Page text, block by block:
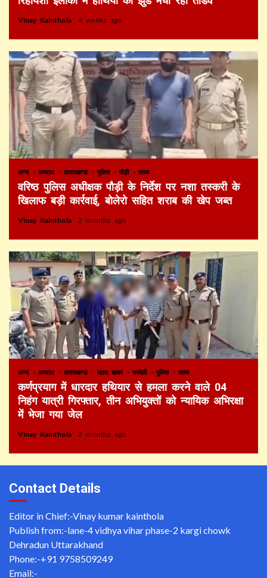
Vinay Kainthola 4 weeks ago
अन्य अपराध उत्तराखण्ड पुलिस पौड़ी राज्य
वरिष्ठ पुलिस अधीक्षक पौड़ी के निर्देश पर नशा तस्करी के
खिलाफ बड़ी कार्रवाई, बोलेरो सहित शराब की खेप जब्त
Vinay Kainthola 2 months ago
अन्य अपराध उत्तराखण्ड खास खबर चमोली पुलिस राज्य
कर्णप्रयाग में धारदार हथियार से हमला करने वाले 04
निहंग यात्री गिरफ्तार, तीन अभियुक्तों को न्यायिक अभिरक्षा
में भेजा गया जेल
Vinay Kainthola 2 months ago
Contact Details
Editor in Chief:-Vinay kumar kainthola
Publish from:-lane-4 vidhya vihar phase-2 kargi chowk
Dehradun Uttarakhand
Phone:-+91 9758509249
Email:-